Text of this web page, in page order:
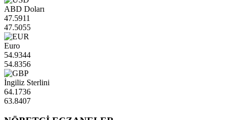
ABD Doları
47.5911
47.5055
Euro
54.9344
54.8356
İngiliz Sterlini
64.1736
63.8407